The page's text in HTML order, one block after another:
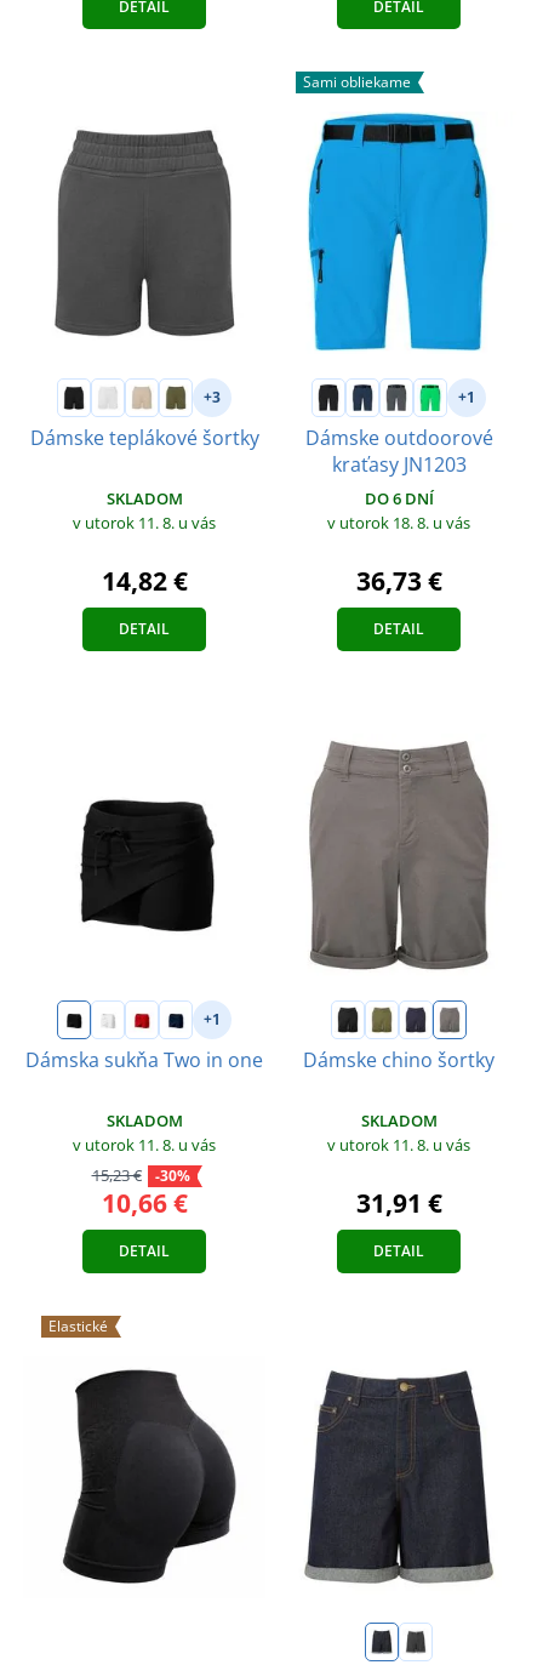
DETAIL DETAIL
+3
Dámske teplákové šortky
SKLADOM
v utorok 11. 8. u vás
14,82 €
DETAIL
Sami obliekame
+1
Dámske outdoorové
kraťasy JN1203
DO 6 DNÍ
v utorok 18. 8. u vás
36,73 €
DETAIL
+1
Dámska sukňa Two in one
SKLADOM
v utorok 11. 8. u vás
15,23 €
-30%
10,66 €
DETAIL
Dámske chino šortky
SKLADOM
v utorok 11. 8. u vás
31,91 €
DETAIL
Elastické